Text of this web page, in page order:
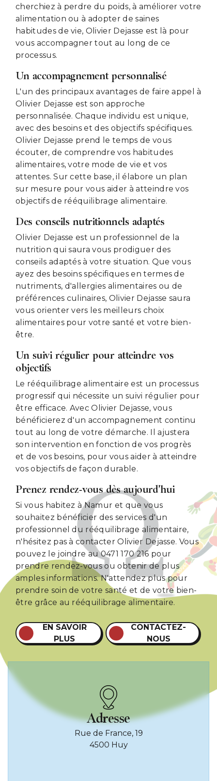
cherchiez à perdre du poids, à améliorer votre
alimentation ou à adopter de saines
habitudes de vie, Olivier Dejasse est là pour
vous accompagner tout au long de ce
processus.
Un accompagnement personnalisé
L'un des principaux avantages de faire appel à
Olivier Dejasse est son approche
personnalisée. Chaque individu est unique,
avec des besoins et des objectifs spécifiques.
Olivier Dejasse prend le temps de vous
écouter, de comprendre vos habitudes
alimentaires, votre mode de vie et vos
attentes. Sur cette base, il élabore un plan
sur mesure pour vous aider à atteindre vos
objectifs de rééquilibrage alimentaire.
Des conseils nutritionnels adaptés
Olivier Dejasse est un professionnel de la
nutrition qui saura vous prodiguer des
conseils adaptés à votre situation. Que vous
ayez des besoins spécifiques en termes de
nutriments, d'allergies alimentaires ou de
préférences culinaires, Olivier Dejasse saura
vous orienter vers les meilleurs choix
alimentaires pour votre santé et votre bien-
être.
Un suivi régulier pour atteindre vos
objectifs
Le rééquilibrage alimentaire est un processus
progressif qui nécessite un suivi régulier pour
être efficace. Avec Olivier Dejasse, vous
bénéficierez d'un accompagnement continu
tout au long de votre démarche. Il ajustera
son intervention en fonction de vos progrès
et de vos besoins, pour vous aider à atteindre
vos objectifs de façon durable.
Prenez rendez-vous dès aujourd'hui
Si vous habitez à Namur et que vous
souhaitez bénéficier des services d'un
professionnel du rééquilibrage alimentaire,
n'hésitez pas à contacter Olivier Dejasse. Vous
pouvez le joindre au 0471 170 216 pour
prendre rendez-vous ou obtenir de plus
amples informations. N'attendez plus pour
prendre soin de votre santé et de votre bien-
être grâce au rééquilibrage alimentaire.
EN SAVOIR
PLUS
CONTACTEZ-
NOUS
Adresse
Rue de France, 19
4500 Huy